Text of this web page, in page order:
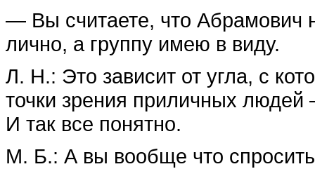
— Вы считаете, что Абрамович
лично, а группу имею в виду.
Л. Н.: Это зависит от угла, с
точки зрения приличных
И так все понятно.
М. Б.: А вы вообще что спросить